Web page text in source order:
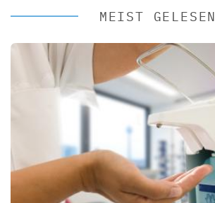
MEIST GELESEN